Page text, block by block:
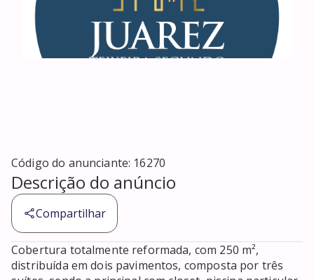
Código do anunciante: 16270
Descrição do anúncio
Compartilhar
Cobertura totalmente reformada, com 250 m²,
distribuída em dois pavimentos, composta por três